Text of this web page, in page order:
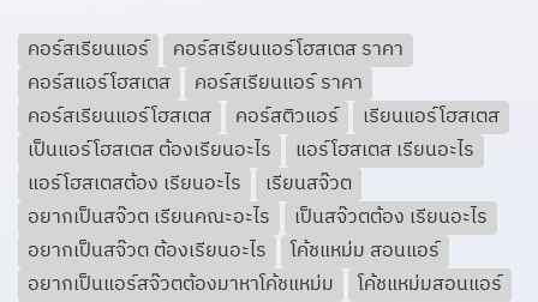
คอร์สเรียนแอร์
คอร์สเรียนแอร์โฮสเตส ราคา
คอร์สแอร์โฮสเตส
คอร์สเรียนแอร์ ราคา
คอร์สเรียนแอร์โฮสเตส
คอร์สติวแอร์
เรียนแอร์โฮสเตส
เป็นแอร์โฮสเตส ต้องเรียนอะไร
แอร์โฮสเตส เรียนอะไร
แอร์โฮสเตสต้อง เรียนอะไร
เรียนสจ๊วต
อยากเป็นสจ๊วต เรียนคณะอะไร
เป็นสจ๊วตต้อง เรียนอะไร
อยากเป็นสจ๊วต ต้องเรียนอะไร
โค้ชแหม่ม สอนแอร์
อยากเป็นแอร์สจ๊วตต้องมาหาโค้ชแหม่ม
โค้ชแหม่มสอนแอร์